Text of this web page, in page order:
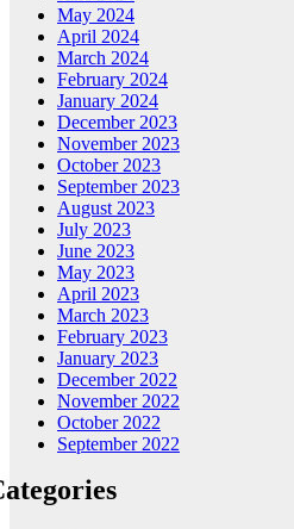
May 2024
April 2024
March 2024
February 2024
January 2024
December 2023
November 2023
October 2023
September 2023
August 2023
July 2023
June 2023
May 2023
April 2023
March 2023
February 2023
January 2023
December 2022
November 2022
October 2022
September 2022